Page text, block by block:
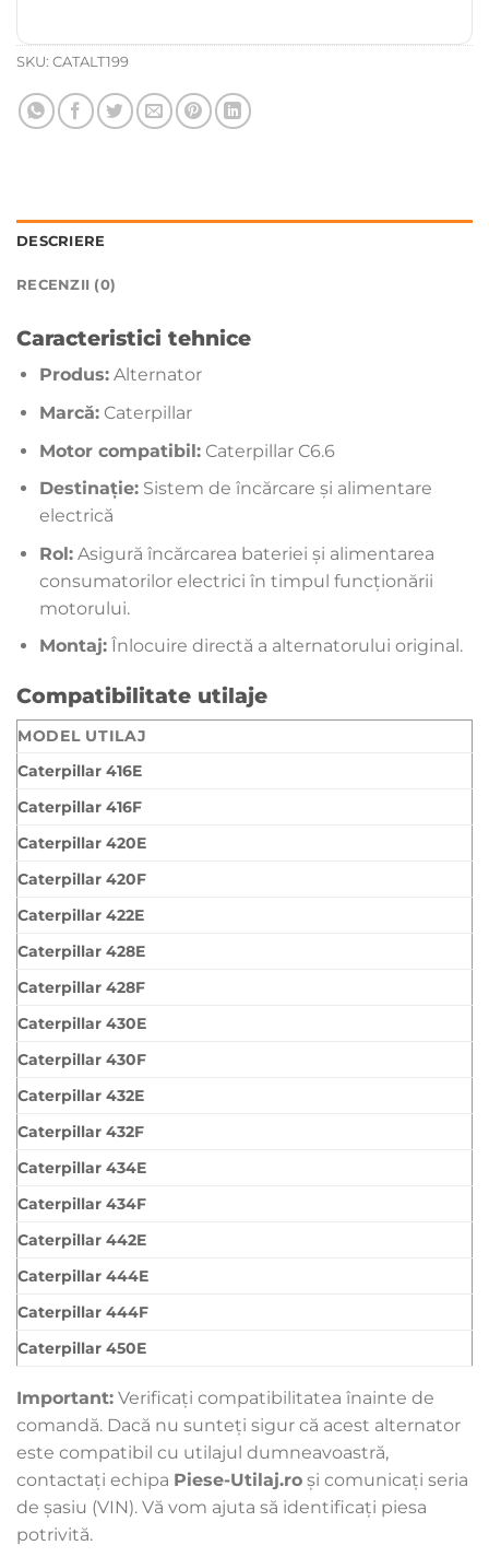
SKU: CATALT199
DESCRIERE
RECENZII (0)
Caracteristici tehnice
Produs:Alternator
Marcă:Caterpillar
Motor compatibil:Caterpillar C6.6
Destinație:Sistem de încărcare și alimentare
electrică
Rol:Asigură încărcarea bateriei și alimentarea
consumatorilor electrici în timpul funcționării
motorului.
Montaj:Înlocuire directă a alternatorului original.
Compatibilitate utilaje
MODEL UTILAJ
Caterpillar 416E
Caterpillar 416F
Caterpillar 420E
Caterpillar 420F
Caterpillar 422E
Caterpillar 428E
Caterpillar 428F
Caterpillar 430E
Caterpillar 430F
Caterpillar 432E
Caterpillar 432F
Caterpillar 434E
Caterpillar 434F
Caterpillar 442E
Caterpillar 444E
Caterpillar 444F
Caterpillar 450E
Important: Verificați compatibilitatea înainte de
comandă. Dacă nu sunteți sigur că acest alternator
este compatibil cu utilajul dumneavoastră,
contactați echipa Piese-Utilaj.ro și comunicați seria
de șasiu (VIN). Vă vom ajuta să identificați piesa
potrivită.